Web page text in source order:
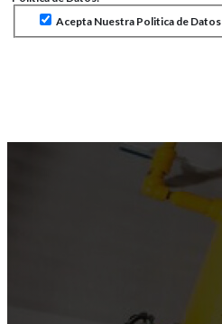
Acepta Nuestra Politica de Datos